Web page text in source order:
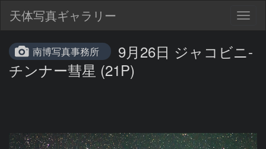
天体写真ギャラリー
南博写真事務所
9月26日 ジャコビニ-
チンナー彗星 (21P)